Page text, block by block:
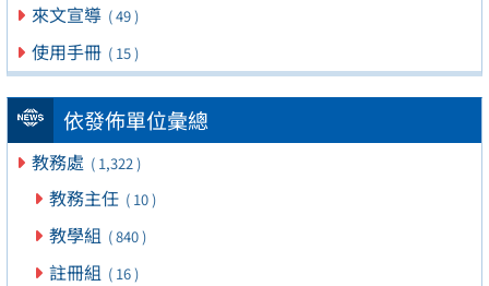
來文宣導 ( 49 )
使用手冊 ( 15 )
依發佈單位彙總
教務處 ( 1,322 )
教務主任 ( 10 )
教學組 ( 840 )
註冊組 ( 16 )